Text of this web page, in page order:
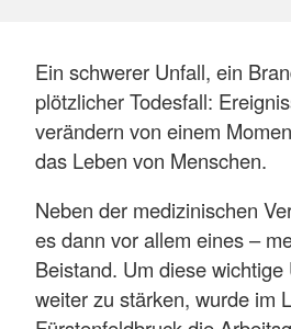
Ein schwerer Unfall, ein
plötzlicher Todesfall:
verändern von einem
das Leben von Menschen.
Neben der medizinischen
es dann vor allem eines –
Beistand. Um diese wichtige
weiter zu stärken, wurde im